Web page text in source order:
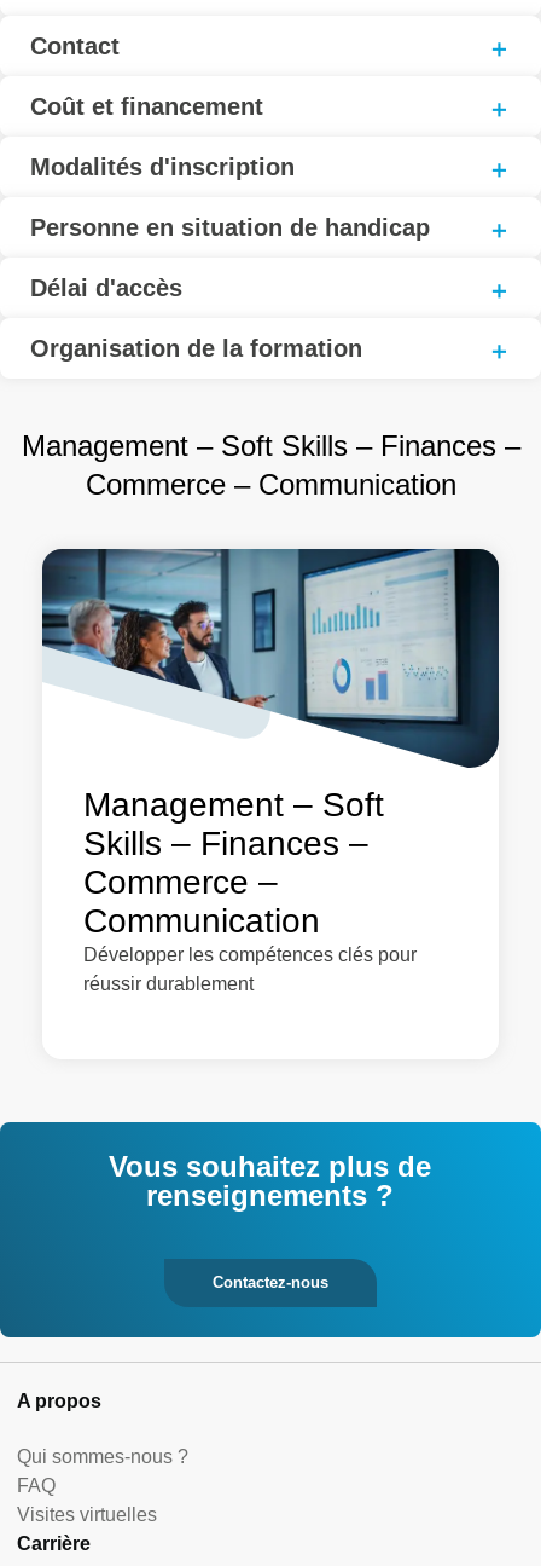
Contact
Coût et financement
Modalités d'inscription
Personne en situation de handicap
Délai d'accès
Organisation de la formation
Management – Soft Skills – Finances –
Commerce – Communication
Management – Soft
Skills – Finances –
Commerce –
Communication
Développer les compétences clés pour
réussir durablement
Vous souhaitez plus de
renseignements ?
Contactez-nous
A propos
Qui sommes-nous ?
FAQ
Visites virtuelles
Carrière